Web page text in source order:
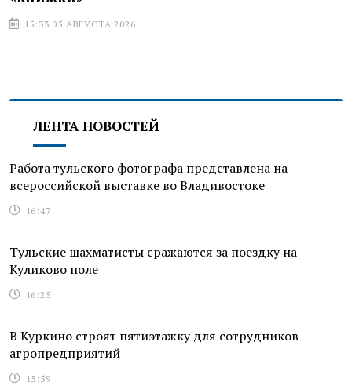
15:33 05 АВГУСТА 2026
ЛЕНТА НОВОСТЕЙ
Работа тульского фотографа представлена на
всероссийской выставке во Владивостоке
16:47
Тульские шахматисты сражаются за поездку на
Куликово поле
16:25
В Куркино строят пятиэтажку для сотрудников
агропредприятий
15:59